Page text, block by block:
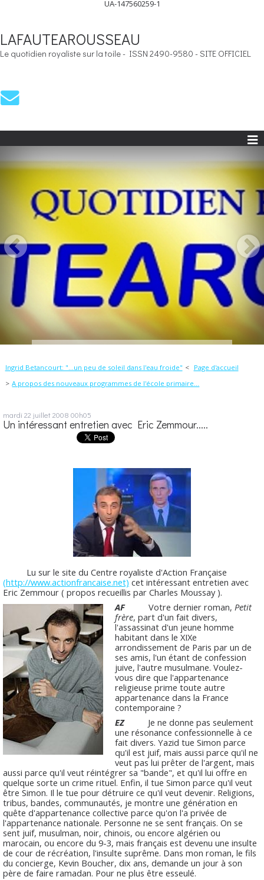
UA-147560259-1
LAFAUTEAROUSSEAU
Le quotidien royaliste sur la toile - ISSN 2490-9580 - SITE OFFICIEL
Ingrid Betancourt: "...un peu de soleil dans l'eau froide"
Page d'accueil
A propos des nouveaux programmes de l'école primaire...
mardi 22 juillet 2008 00h05
Un intéressant entretien avec Eric Zemmour.....
Lu sur le site du Centre royaliste d'Action Française
(http://www.actionfrancaise.net)cet intéressant entretien avec
Eric Zemmour ( propos recueillis par Charles Moussay ).
AF
Votre dernier roman,Petit
frère, part d'un fait divers,
l'assassinat d'un jeune homme
habitant dans le XIXe
arrondissement de Paris par un de
ses amis, l'un étant de confession
juive, l'autre musulmane. Voulez-
vous dire que l'appartenance
religieuse prime toute autre
appartenance dans la France
contemporaine ?
EZ
Je ne donne pas seulement
une résonance confessionnelle à ce
fait divers. Yazid tue Simon parce
qu'il est juif, mais aussi parce qu'il ne
veut pas lui prêter de l'argent, mais
aussi parce qu'il veut réintégrer sa "bande", et qu'il lui offre en
quelque sorte un crime rituel. Enfin, il tue Simon parce qu'il veut
être Simon. Il le tue pour détruire ce qu'il veut devenir. Religions,
tribus, bandes, communautés, je montre une génération en
quête d'appartenance collective parce qu'on l'a privée de
l'appartenance nationale. Personne ne se sent français. On se
sent juif, musulman, noir, chinois, ou encore algérien ou
marocain, ou encore du 9-3, mais français est devenu une insulte
de cour de récréation, l'insulte suprême. Dans mon roman, le fils
du concierge, Kevin Boucher, dix ans, demande un jour à son
père de faire ramadan. Pour ne plus être esseulé.